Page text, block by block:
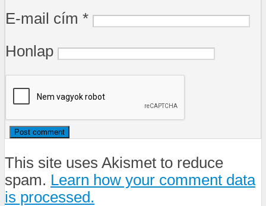
E-mail cím *
Honlap
This site uses Akismet to reduce
spam. Learn how your comment data
is processed.